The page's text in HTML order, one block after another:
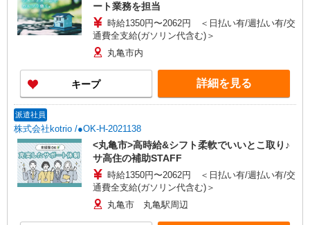
ート業務を担当
時給1350円〜2062円 ＜日払い有/週払い有/交
通費全支給(ガソリン代含む)＞
丸亀市内
キープ 詳細を見る
派遣社員
株式会社kotrio /●OK-H-2021138
<丸亀市>高時給&シフト柔軟でいいとこ取り♪
サ高住の補助STAFF
時給1350円〜2062円 ＜日払い有/週払い有/交
通費全支給(ガソリン代含む)＞
丸亀市 丸亀駅周辺